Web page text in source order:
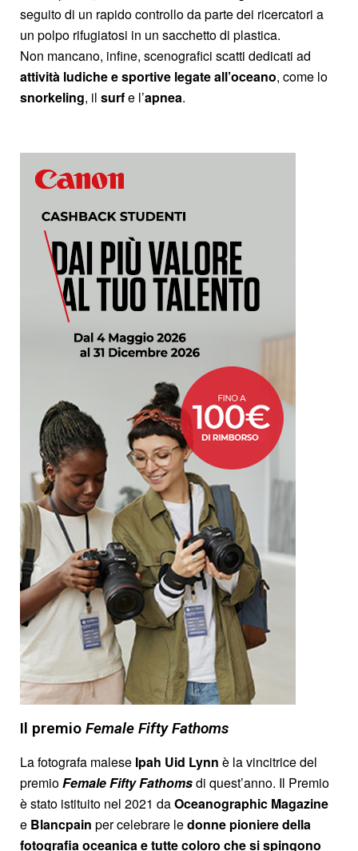
seguito di un rapido controllo da parte dei ricercatori a
un polpo rifugiatosi in un sacchetto di plastica.
Non mancano, infine, scenografici scatti dedicati ad
attività ludiche e sportive legate all’oceano, come lo
snorkeling, il surfe l’apnea.
Il premio Female Fifty Fathoms
La fotografa malese Ipah Uid Lynn è la vincitrice del
premioFemale Fifty Fathomsdi quest’anno. Il Premio
è stato istituito nel 2021 daOceanographic Magazine
e Blancpain per celebrare ledonne pioniere della
fotografia oceanica e tutte coloro che si spingono